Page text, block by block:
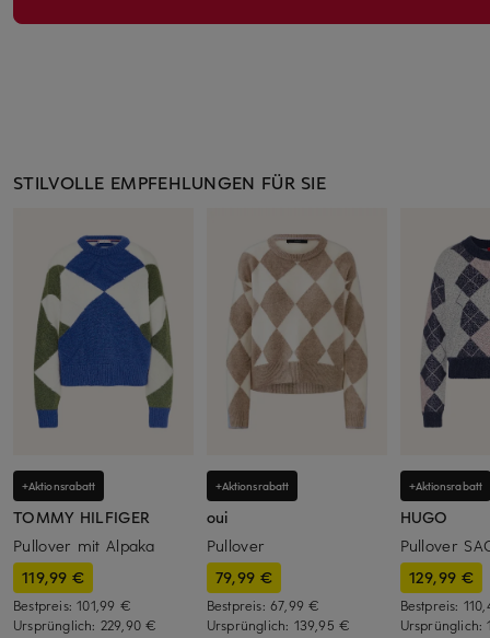
STILVOLLE EMPFEHLUNGEN FÜR SIE
+Aktionsrabatt
TOMMY HILFIGER
Pullover mit Alpaka
119,99 €
Bestpreis:101,99 €
Ursprünglich: 229,90 €
+Aktionsrabatt
oui
Pullover
79,99 €
Bestpreis: 67,99 €
Ursprünglich: 139,95 €
+Aktionsrabatt
HUGO
Pullover
129,99 €
Bestpreis:
Ursprünglich: